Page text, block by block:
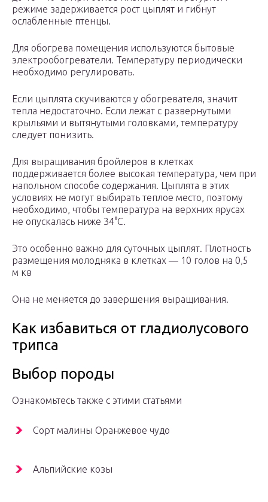
режиме задерживается рост цыплят и гибнут
ослабленные птенцы.
Для обогрева помещения используются бытовые
электрообогреватели. Температуру периодически
необходимо регулировать.
Если цыплята скучиваются у обогревателя, значит
тепла недостаточно. Если лежат с развернутыми
крыльями и вытянутыми головками, температуру
следует понизить.
Для выращивания бройлеров в клетках
поддерживается более высокая температура, чем при
напольном способе содержания. Цыплята в этих
условиях не могут выбирать теплое место, поэтому
необходимо, чтобы температура на верхних ярусах
не опускалась ниже 34°С.
Это особенно важно для суточных цыплят. Плотность
размещения молодняка в клетках — 10 голов на 0,5
м кв
Она не меняется до завершения выращивания.
Как избавиться от гладиолусового
трипса
Выбор породы
Ознакомьтесь также с этими статьями
Сорт малины Оранжевое чудо
Альпийские козы